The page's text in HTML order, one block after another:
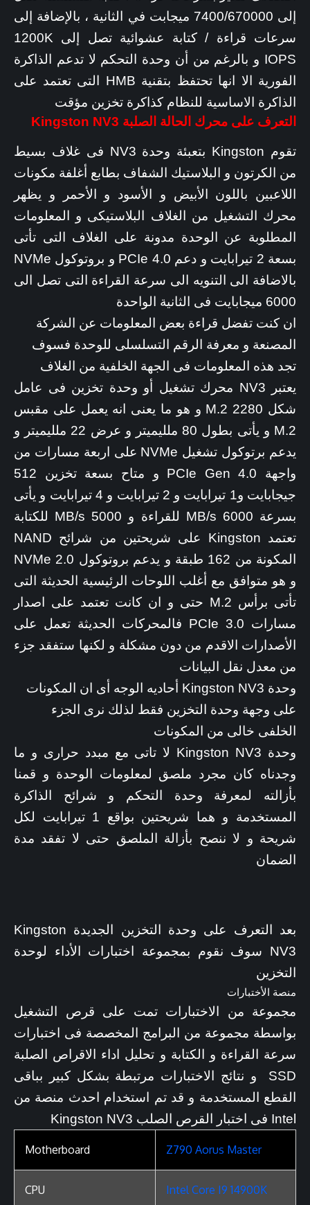
إلى 7400/670000 ميجابت في الثانية ، بالإضافة إلى
سرعات قراءة / كتابة عشوائية تصل إلى 1200K
IOPS و بالرغم من أن وحدة التحكم لا تدعم الذاكرة
الفورية الا انها تحتفظ بتقنية HMB التى تعتمد على
الذاكرة الاساسية للنظام كذاكرة تخزين مؤقت
التعرف على محرك الحالة الصلبة Kingston NV3
تقوم Kingston بتعبئة وحدة NV3 فى غلاف بسيط
من الكرتون و البلاستيك الشفاف بطابع أغلفة مكونات
اللاعبين باللون الأبيض و الأسود و الأحمر و يظهر
محرك التشغيل من الغلاف البلاستيكى و المعلومات
المطلوبة عن الوحدة مدونة على الغلاف التى تأتى
بسعة 2 تيرابايت و دعم PCIe 4.0 و بروتوكول NVMe
بالاضافة الى التنويه الى سرعة القراءة التى تصل الى
6000 ميجابايت فى الثانية الواحدة
ان كنت تفضل قراءة بعض المعلومات عن الشركة
المصنعة و معرفة الرقم التسلسلى للوحدة فسوف
تجد هذه المعلومات فى الجهة الخلفية من الغلاف
يعتبر NV3 محرك تشغيل أو وحدة تخزين فى عامل
شكل M.2 2280 و هو ما يعنى انه يعمل على مقبس
M.2 و يأتى بطول 80 ملليميتر و عرض 22 ملليميتر و
يدعم برتوكول تشغيل NVMe على اربعة مسارات من
واجهة PCIe Gen 4.0 و متاح بسعة تخزين 512
جيجابايت و1 تيرابايت و 2 تيرابايت و 4 تيرابايت و يأتى
بسرعة 6000 MB/s للقراءة و 5000 MB/s للكتابة
تعتمد Kingston على شريحتين من شرائح NAND
المكونة من 162 طبقة و يدعم بروتوكول NVMe 2.0
و هو متوافق مع أغلب اللوحات الرئيسية الحديثة التى
تأتى برأس M.2 حتى و ان كانت تعتمد على اصدار
مسارات PCIe 3.0 فالمحركات الحديثة تعمل على
الأصدارات الاقدم من دون مشكلة و لكنها ستفقد جزء
من معدل نقل البيانات
وحدة Kingston NV3 أحاديه الوجه أى ان المكونات
على وجهة وحدة التخزين فقط لذلك نرى الجزء
الخلفى خالى من المكونات
وحدة Kingston NV3 لا تاتى مع مبدد حرارى و ما
وجدناه كان مجرد ملصق لمعلومات الوحدة و قمنا
بأزالته لمعرفة وحدة التحكم و شرائح الذاكرة
المستخدمة و هما شريحتين بواقع 1 تيرابايت لكل
شريحة و لا ننصح بأزالة الملصق حتى لا تفقد مدة
الضمان
بعد التعرف على وحدة التخزين الجديدة Kingston
NV3 سوف نقوم بمجموعة اختبارات الأداء لوحدة
التخزين
منصة الأختبارات
مجموعة من الاختبارات تمت على قرص التشغيل
بواسطة مجموعة من البرامج المخصصة فى اختبارات
سرعة القراءة و الكتابة و تحليل اداء الاقراص الصلبة
SSD و نتائج الاختبارات مرتبطة بشكل كبير بباقى
القطع المستخدمة و قد تم استخدام احدث منصة من
Intel فى اختبار القرص الصلب Kingston NV3
Z790 Aorus Master
Motherboard
Intel Core I9 14900K
CPU